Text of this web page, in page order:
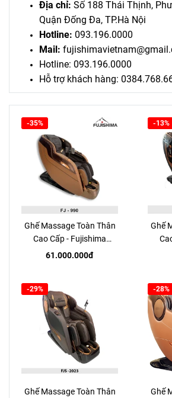
Địa chỉ: Số 188 Thái Thịnh,
Quận Đống Đa, TP.Hà Nội
Hotline: 093.196.0000
Mail:
Hotline: 093.196.0000
Hỗ trợ khách hàng:
Ghế Massage Toàn Thân
Cao Cấp - Fujishima
FJE990
61.000.000đ
-35%
Ghế
-13%
Ghế Massage Toàn Thân
-29%
Ghế
-28%